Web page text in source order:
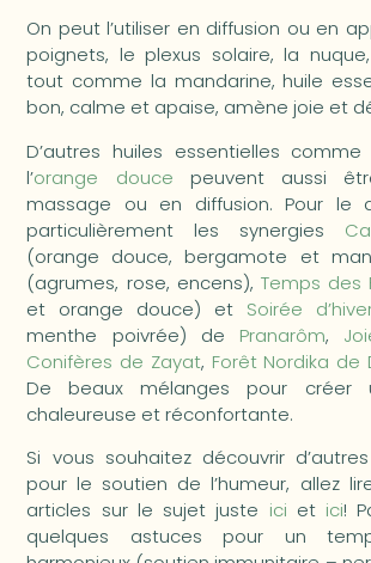
On peut l’utiliser en diffusion ou en
poignets, le plexus solaire, la
tout comme la mandarine, huile
bon, calme et apaise, amène joie et
D’autres huiles essentielles comme
l’orange douce peuvent aussi
massage ou en diffusion. Pour le
particulièrement les synergies
(orange douce, bergamote et
(agrumes, rose, encens), Temps des
et orange douce) et Soirée
menthe poivrée) de Pranarôm,
Conifères de Zayat, Forêt Nordika de
De beaux mélanges pour créer
chaleureuse et réconfortante.
Si vous souhaitez découvrir
pour le soutien de l’humeur, allez
articles sur le sujet juste ici et ici!
quelques astuces pour un